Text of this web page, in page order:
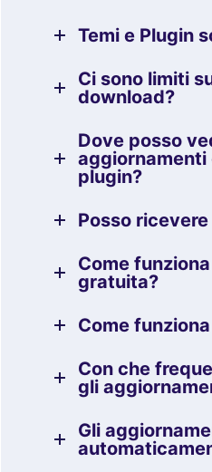
Temi e Plugin
Ci sono limiti
download?
Dove posso
aggiornamenti
plugin?
Posso
Come
gratuita?
Come
Con che
gli
Gli